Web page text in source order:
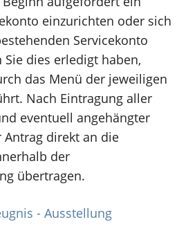
einzurichten oder sich
Servicekonto
dies erledigt haben,
das Menü der jeweiligen
Nach Eintragung aller
eventuell angehängter
direkt an die
der
übertragen.
- Ausstellung